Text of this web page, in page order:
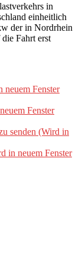
in
einheitlich
der in Nordrhein
Fahrt erst
Fenster
Fenster
senden (Wird in
in neuem Fenster